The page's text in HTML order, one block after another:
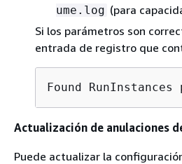
ume.log (para
Si los parámetros son
entrada de registro que
Found
Actualización de anulaciones
Puede actualizar la